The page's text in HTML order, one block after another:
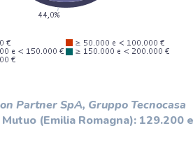
Partner SpA, Gruppo Tecnocasa
(Emilia Romagna): 129.200